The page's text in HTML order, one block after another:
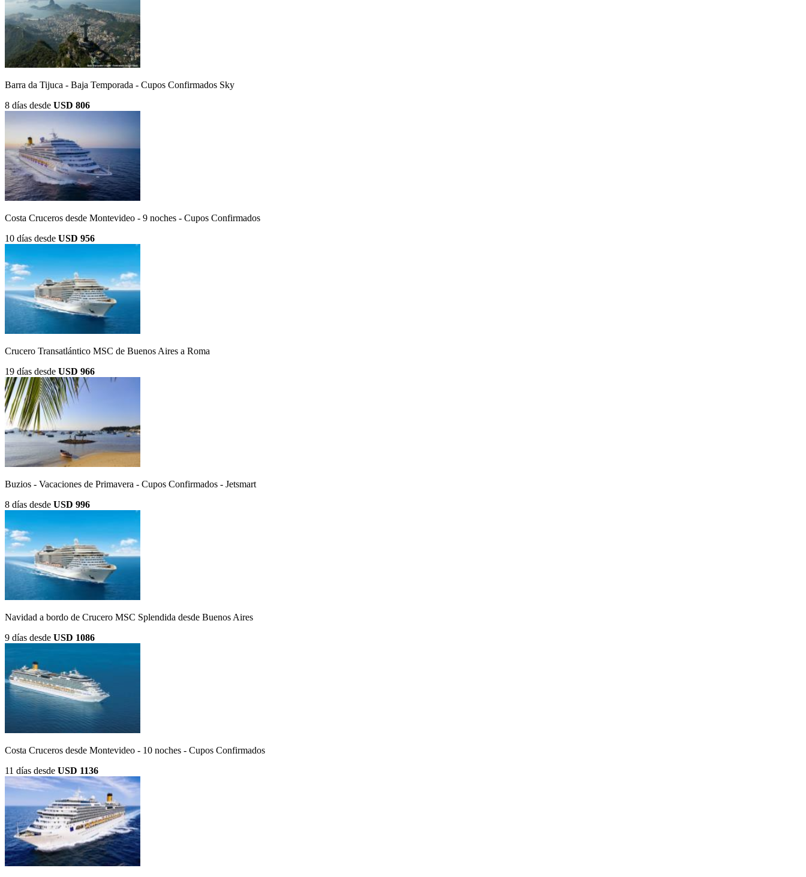
Barra da Tijuca - Baja Temporada - Cupos Confirmados Sky
8 días desde USD 806
Costa Cruceros desde Montevideo - 9 noches - Cupos Confirmados
10 días desde USD 956
Crucero Transatlántico MSC de Buenos Aires a Roma
19 días desde USD 966
Buzios - Vacaciones de Primavera - Cupos Confirmados - Jetsmart
8 días desde USD 996
Navidad a bordo de Crucero MSC Splendida desde Buenos Aires
9 días desde USD 1086
Costa Cruceros desde Montevideo - 10 noches - Cupos Confirmados
11 días desde USD 1136